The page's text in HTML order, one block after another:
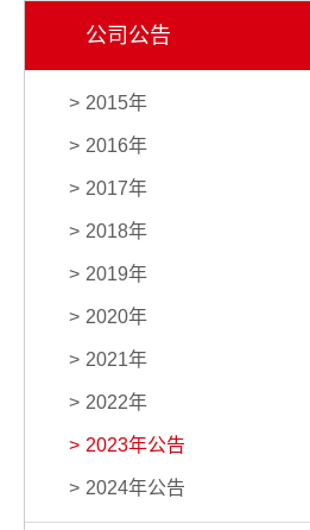
公司公告
2015年
2016年
2017年
2018年
2019年
2020年
2021年
2022年
2023年公告
2024年公告